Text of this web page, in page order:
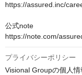
https://assured.inc/
公式note
https://note.com/
プライバシーポリシー
Visional Groupの個人